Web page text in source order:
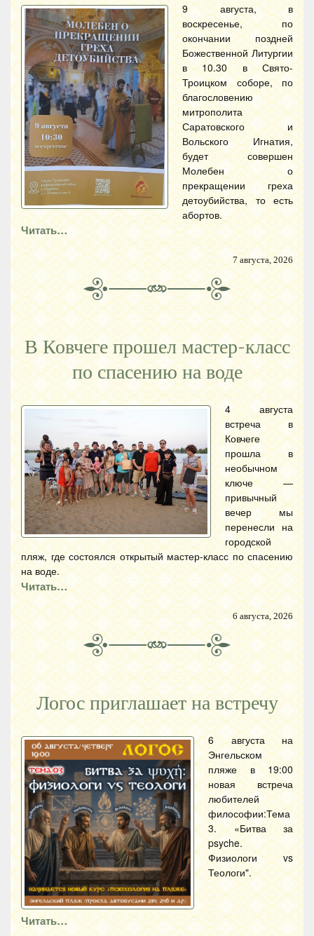
9 августа, в
воскресенье, по
окончании поздней
Божественной Литургии
в 10.30 в Свято-
Троицком соборе, по
благословению
митрополита
Саратовского и
Вольского Игнатия,
будет совершен
Молебен о
прекращении греха
детоубийства, то есть
абортов.
Читать…
7 августа, 2026
В Ковчеге прошел мастер-класс
по спасению на воде
4 августа
встреча в
Ковчеге
прошла в
необычном
ключе —
привычный
вечер мы
перенесли на
городской
пляж, где состоялся открытый мастер-класс по спасению
на воде.
Читать…
6 августа, 2026
Логос приглашает на встречу
6 августа на
Энгельском
пляже в 19:00
новая встреча
любителей
философии:Тема
3. «Битва за
psyche.
Физиологи vs
Теологи".
Читать…